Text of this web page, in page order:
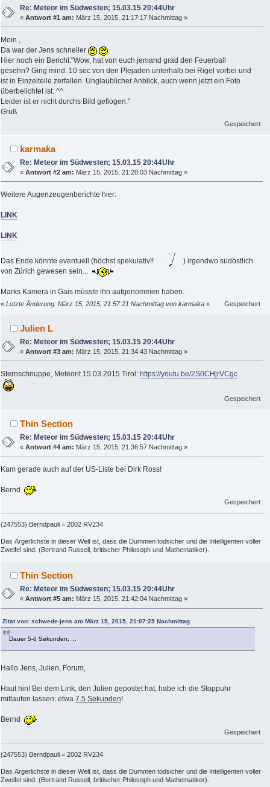
Re: Meteor im Südwesten; 15.03.15 20:44Uhr
«Antwort #1 am: März 15, 2015, 21:17:17 Nachmittag »
Moin ,
Da war der Jens schneller
Hier noch ein Bericht:"Wow, hat von euch jemand grad den Feuerball
gesehn? Ging mind. 10 sec von den Plejaden unterhalb bei Rigel vorbei und
ist in Einzelteile zerfallen. Unglaublicher Anblick, auch wenn jetzt ein Foto
überbelichtet ist. ^^
Leider ist er nicht durchs Bild geflogen."
Gruß
Gespeichert
karmaka
Re: Meteor im Südwesten; 15.03.15 20:44Uhr
«Antwort #2 am: März 15, 2015, 21:28:03 Nachmittag »
Weitere Augenzeugenberichte hier:
LINK
LINK
Das Ende könnte eventuell (höchst spekulativ!!
) irgendwo südöstlich
von Zürich gewesen sein...
Marks Kamera in Gais müsste ihn aufgenommen haben.
« Letzte Änderung: März 15, 2015, 21:57:21 Nachmittag von karmaka » Gespeichert
Julien L
Re: Meteor im Südwesten; 15.03.15 20:44Uhr
«Antwort #3 am: März 15, 2015, 21:34:43 Nachmittag »
Sternschnuppe, Meteorit 15.03.2015 Tirol: https://youtu.be/2S0CHjrVCgc
Gespeichert
Thin Section
Re: Meteor im Südwesten; 15.03.15 20:44Uhr
«Antwort #4 am: März 15, 2015, 21:36:57 Nachmittag »
Kam gerade auch auf der US-Liste bei Dirk Ross!
Bernd
Gespeichert
(247553) Berndpauli = 2002 RV234
Das Ärgerlichste in dieser Welt ist, dass die Dummen todsicher und die Intelligenten voller
Zweifel sind. (Bertrand Russell, britischer Philosoph und Mathematiker).
Thin Section
Re: Meteor im Südwesten; 15.03.15 20:44Uhr
«Antwort #5 am: März 15, 2015, 21:42:04 Nachmittag »
Zitat von: schwede-jens am März 15, 2015, 21:07:25 Nachmittag
Dauer 5-6 Sekunden; ...
Hallo Jens, Julien, Forum,
Haut hin! Bei dem Link, den Julien gepostet hat, habe ich die Stoppuhr
mitlaufen lassen: etwa 7.5 Sekunden!
Bernd
Gespeichert
(247553) Berndpauli = 2002 RV234
Das Ärgerlichste in dieser Welt ist, dass die Dummen todsicher und die Intelligenten voller
Zweifel sind. (Bertrand Russell, britischer Philosoph und Mathematiker).